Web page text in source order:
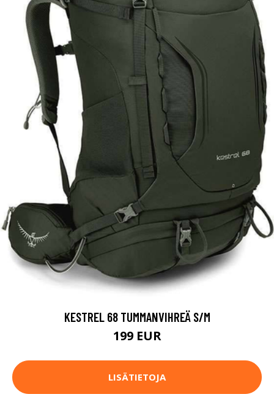
KESTREL 68 TUMMANVIHREÄ S/M
199 EUR
LISÄTIETOJA